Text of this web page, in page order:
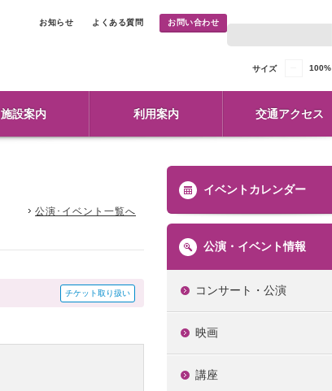
お知らせ よくある質問 お問い合わせ
サイズ 100%
施設案内 利用案内 交通アクセス
公演･イベント一覧へ
チケット取り扱い
イベントカレンダー
公演・イベント情報
コンサート・公演
映画
講座